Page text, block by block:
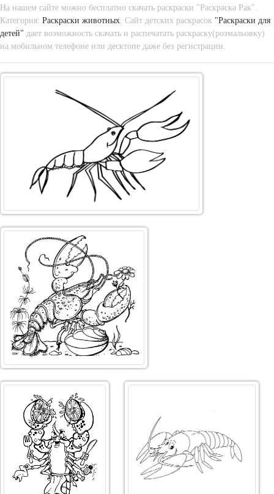
На нашем сайте можно бесплатно скачать раскраски "Раскраска Рак".
Категория: Раскраски животных. Сайт детских раскрасок "Раскраски для
детей" дает возможность скачать и распечатать раскраску(розмальовку)
на мобильном телефоне или десктопе даже без регистрации.